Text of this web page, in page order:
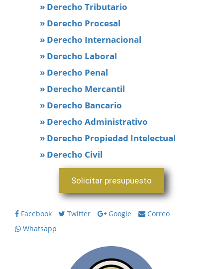
» Derecho Tributario
» Derecho Procesal
» Derecho Internacional
» Derecho Laboral
» Derecho Penal
» Derecho Mercantil
» Derecho Bancario
» Derecho Administrativo
» Derecho Propiedad Intelectual
» Derecho Civil
Solicitar presupuesto
Facebook Twitter Google
Correo
Whatsapp